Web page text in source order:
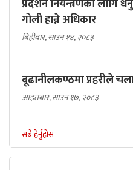
प्रदर्शन नियन्त्रणका लागि
गोली हान्ने अधिकार
बिहीबार, साउन १४, २०८३
बूढानीलकण्ठमा प्रहरीले
आइतबार, साउन १७, २०८३
सबै हेर्नुहोस